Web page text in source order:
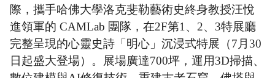
際，攜手哈佛大學洛克斐勒藝術史終身教授汪悅
進領軍的 CAMLab 團隊，在2F第1、2、3特展廳
完整呈現的心靈史詩「明心」沉浸式特展（7月30
日起盛大登場）。展場廣達700坪，運用3D掃描、